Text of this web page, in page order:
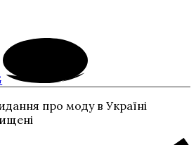
про моду в Україні